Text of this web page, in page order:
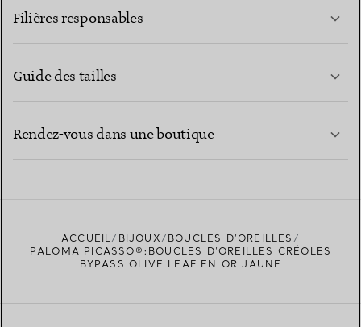
Filières responsables
Guide des tailles
Rendez-vous dans une boutique
TROUVEZ LA BOUTIQUE LA PLUS PROCHE
ACCUEIL BIJOUX
BOUCLES D’OREILLES
PALOMA PICASSO®:BOUCLES D’OREILLES CRÉOLES
BYPASS OLIVE LEAF EN OR JAUNE